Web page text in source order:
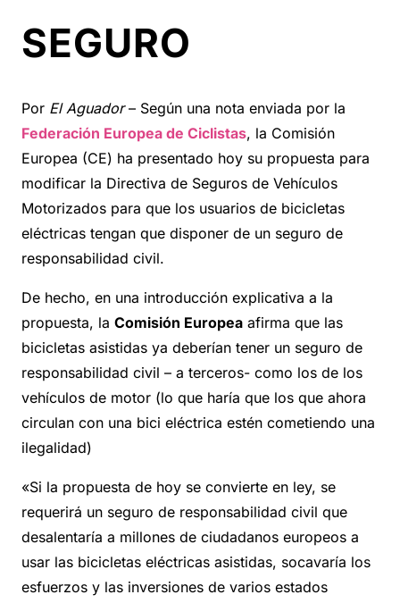
SEGURO
Por El Aguador– Según una nota enviada por la
Federación Europea de Ciclistas, la Comisión
Europea (CE) ha presentado hoy su propuesta para
modificar la Directiva de Seguros de Vehículos
Motorizados para que los usuarios de bicicletas
eléctricas tengan que disponer de un seguro de
responsabilidad civil.
De hecho, en una introducción explicativa a la
propuesta, la Comisión Europea afirma que las
bicicletas asistidas ya deberían tener un seguro de
responsabilidad civil – a terceros- como los de los
vehículos de motor (lo que haría que los que ahora
circulan con una bici eléctrica estén cometiendo una
ilegalidad)
«Si la propuesta de hoy se convierte en ley, se
requerirá un seguro de responsabilidad civil que
desalentaría a millones de ciudadanos europeos a
usar las bicicletas eléctricas asistidas, socavaría los
esfuerzos y las inversiones de varios estados